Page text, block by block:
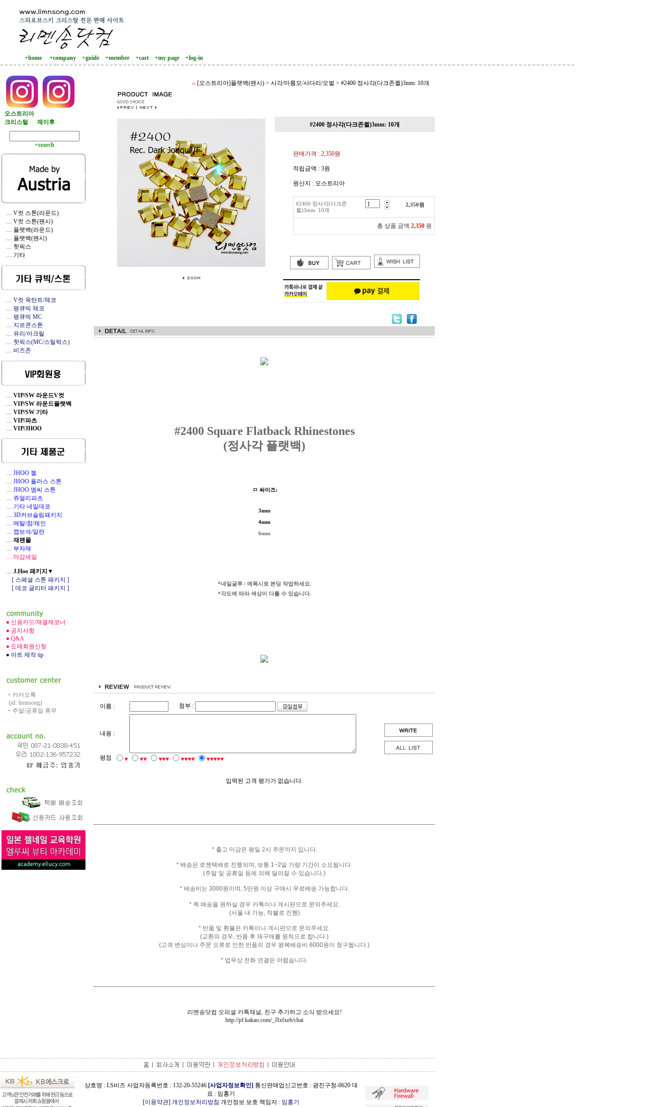
+home +company +guide +member +cart +my page +log-in
오스트리아
크리스털
제이후
+search
… V컷 스톤(라운드)
… V컷 스톤(팬시)
… 플랫백(라운드)
… 플랫백(팬시)
… 핫픽스
… 기타
… V컷 옥탄트/체코
… 평큐빅 체코
… 평큐빅 MC
… 지르콘스톤
… 유리/아크릴
… 핫픽스(MC/스틸럭스)
… 비즈존
… VIP/SW 라운드V컷
… VIP/SW 라운드플랫백
… VIP/SW 기타
… VIP/파츠
… VIP/JHOO
… JHOO 젤
… JHOO 플러스 스톤
… JHOO 엠씨 스톤
… 쥬얼리파츠
… 기타 네일데코
… 3D커브슬림패키지
… 메탈/참/체인
… 캡보석/알란
… 재팬몰
… 부자재
… 마감세일
… J.Hoo 패키지▼
[ 스페셜 스톤 패키지 ]
[ 데코 글리터 패키지 ]
● 신용카드/재결제코너
● 공지사항
● Q&A
● 도매회원신청
● 아트 제작 tip
+ 카카오톡
(id: limnsong)
+ 주말/공휴일 휴무
[오스트리아]플랫백(팬시) > 사각/마름모/사다리/오벌 > #2400 정사각(다크존퀼)3mm: 10개
#2400 정사각(다크존퀼)3mm: 10개
판매가격 : 2,350원
적립금액 : 3원
원산지 : 오스트리아
#2400 정사각(다크존
퀼)3mm: 10개
2,350원
총 상품 금액 2,350 원
#2400 Square Flatback Rhinestones
(정사각 플랫백)
ㅁ 싸이즈:
3mm
4mm
6mm
*네일글루 / 에폭시로 본딩 작업하세요.
*각도에 따라 색상이 다를 수 있습니다.
이름 : 첨부 :
내용 :
평점 ♥ ♥♥ ♥♥♥ ♥♥♥♥ ♥♥♥♥♥
입력된 고객 평가가 없습니다.
* 출고 마감은 평일 2시 주문까지 입니다.
* 배송은 로젠택배로 진행되며, 보통 1~2일 가량 기간이 소요됩니다.
(주말 및 공휴일 등에 의해 달라질 수 있습니다.)
* 배송비는 3000원이며, 5만원 이상 구매시 무료배송 가능합니다.
* 퀵 배송을 원하실 경우 카톡이나 게시판으로 문의주세요.
(서울 내 가능, 착불로 진행)
* 반품 및 환불은 카톡이나 게시판으로 문의주세요.
(교환의 경우, 반품 후 재구매를 원칙으로 합니다.)
(고객 변심이나 주문 오류로 인한 반품의 경우 왕복배송비 6000원이 청구됩니다.)
* 업무상 전화 연결은 어렵습니다.
리멘송닷컴 오피셜 카톡채널, 친구 추가하고 소식 받으세요!
http://pf.kakao.com/_JIxfxeb/chat
상호명 : LS비즈 사업자등록번호 : 132-20-55246 [사업자정보확인] 통신판매업신고번호 : 광진구청-0620 대
표 : 임홍기
[이용약관] 개인정보처리방침 개인정보 보호 책임자 : 임홍기